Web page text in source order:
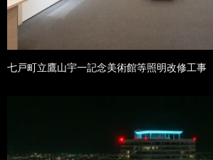
七戸町立鷹山宇一記念美術館等照明改修工事